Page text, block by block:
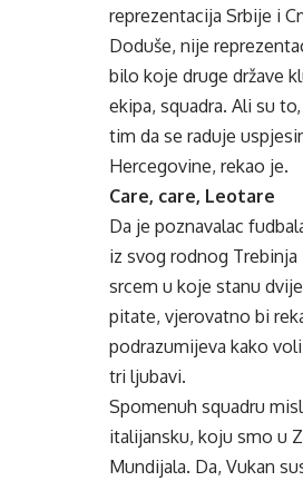
reprezentacija Srbije i
Doduše, nije
bilo koje druge države
ekipa, squadra. Ali su
tim da se raduje
Hercegovine, rekao je.
Care, care, Leotare
Da je poznavalac
iz svog rodnog
srcem u koje stanu
pitate, vjerovatno bi
podrazumijeva kako
tri ljubavi.
Spomenuh squadru
italijansku, koju smo u
Mundijala. Da, Vukan